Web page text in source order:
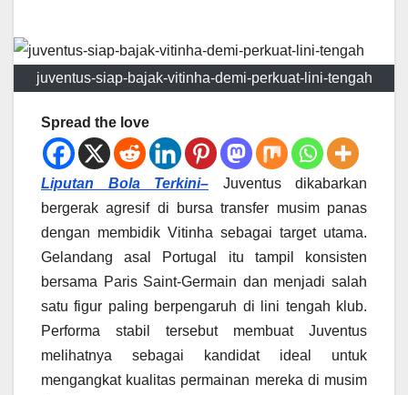
juventus-siap-bajak-vitinha-demi-perkuat-lini-tengah
Spread the love
Liputan Bola Terkini– Juventus dikabarkan
bergerak agresif di bursa transfer musim panas
dengan membidik Vitinha sebagai target utama.
Gelandang asal Portugal itu tampil konsisten
bersama Paris Saint-Germain dan menjadi salah
satu figur paling berpengaruh di lini tengah klub.
Performa stabil tersebut membuat Juventus
melihatnya sebagai kandidat ideal untuk
mengangkat kualitas permainan mereka di musim